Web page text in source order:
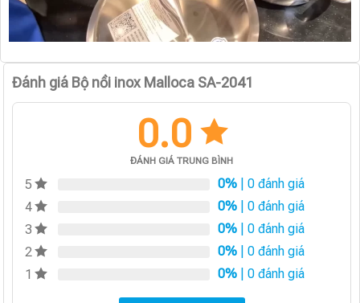
Đánh giá Bộ nồi inox Malloca SA-2041
0.0
ĐÁNH GIÁ TRUNG BÌNH
5 0% | 0 đánh giá
4
0% | 0 đánh giá
3
0% | 0 đánh giá
2
0% | 0 đánh giá
1
0% | 0 đánh giá